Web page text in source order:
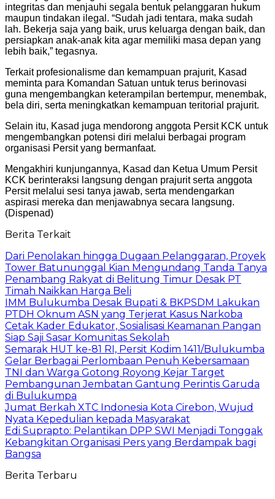
integritas dan menjauhi segala bentuk pelanggaran hukum
maupun tindakan ilegal. “Sudah jadi tentara, maka sudah
lah. Bekerja saja yang baik, urus keluarga dengan baik, dan
persiapkan anak-anak kita agar memiliki masa depan yang
lebih baik,” tegasnya.
Terkait profesionalisme dan kemampuan prajurit, Kasad
meminta para Komandan Satuan untuk terus berinovasi
guna mengembangkan keterampilan bertempur, menembak,
bela diri, serta meningkatkan kemampuan teritorial prajurit.
Selain itu, Kasad juga mendorong anggota Persit KCK untuk
mengembangkan potensi diri melalui berbagai program
organisasi Persit yang bermanfaat.
Mengakhiri kunjungannya, Kasad dan Ketua Umum Persit
KCK berinteraksi langsung dengan prajurit serta anggota
Persit melalui sesi tanya jawab, serta mendengarkan
aspirasi mereka dan menjawabnya secara langsung.
(Dispenad)
Berita Terkait
Dari Penolakan hingga Dugaan Pelanggaran, Proyek
Tower Batununggal Kian Mengundang Tanda Tanya
Penambang Rakyat di Belitung Timur Desak PT
Timah Naikkan Harga Beli
IMM Bulukumba Desak Bupati & BKPSDM Lakukan
PTDH Oknum ASN yang Terjerat Kasus Narkoba
Cetak Kader Edukator, Sosialisasi Keamanan Pangan
Siap Saji Sasar Komunitas Sekolah
Semarak HUT ke-81 RI, Persit Kodim 1411/Bulukumba
Gelar Berbagai Perlombaan Penuh Kebersamaan
TNI dan Warga Gotong Royong Kejar Target
Pembangunan Jembatan Gantung Perintis Garuda
di Bulukumpa
Jumat Berkah XTC Indonesia Kota Cirebon, Wujud
Nyata Kepedulian kepada Masyarakat
Edi Suprapto: Pelantikan DPP SWI Menjadi Tonggak
Kebangkitan Organisasi Pers yang Berdampak bagi
Bangsa
Berita Terbaru